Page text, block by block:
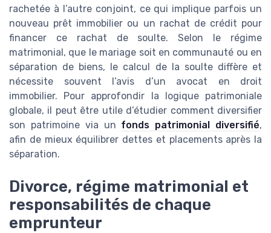
rachetée à l’autre conjoint, ce qui implique parfois un
nouveau prêt immobilier ou un rachat de crédit pour
financer ce rachat de soulte. Selon le régime
matrimonial, que le mariage soit en communauté ou en
séparation de biens, le calcul de la soulte diffère et
nécessite souvent l’avis d’un avocat en droit
immobilier. Pour approfondir la logique patrimoniale
globale, il peut être utile d’étudier comment diversifier
son patrimoine via un fonds patrimonial diversifié,
afin de mieux équilibrer dettes et placements après la
séparation.
Divorce, régime matrimonial et
responsabilités de chaque
emprunteur